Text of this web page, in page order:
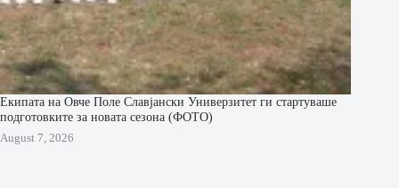
Екипата на Овче Поле Славјански Универзитет ги стартуваше
подготовките за новата сезона (ФОТО)
August 7, 2026